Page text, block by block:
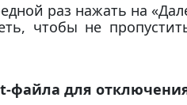
раз нажать на
чтобы не
файла для